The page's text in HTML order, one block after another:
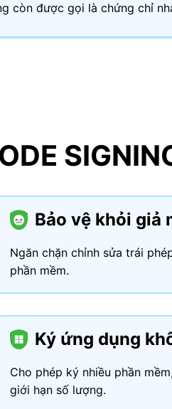
còn được gọi là chứng chỉ
Bảo vệ khỏi giả
Ngăn chặn chỉnh sửa trái
phần mềm.
Ký ứng dụng
Cho phép ký nhiều phần
giới hạn số lượng.